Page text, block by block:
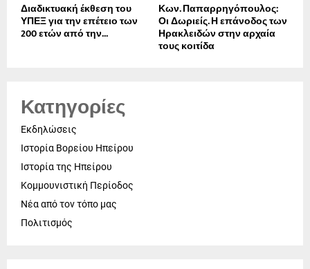
Διαδικτυακή έκθεση του
ΥΠΕΞ για την επέτειο των
200 ετών από την...
Κων. Παπαρρηγόπουλος:
Οι Δωριείς. Η επάνοδος των
Ηρακλειδών στην αρχαία
τους κοιτίδα
Κατηγορίες
Εκδηλώσεις
Ιστορία Βορείου Ηπείρου
Ιστορία της Ηπείρου
Κομμουνιστική Περίοδος
Νέα από τον τόπο μας
Πολιτισμός